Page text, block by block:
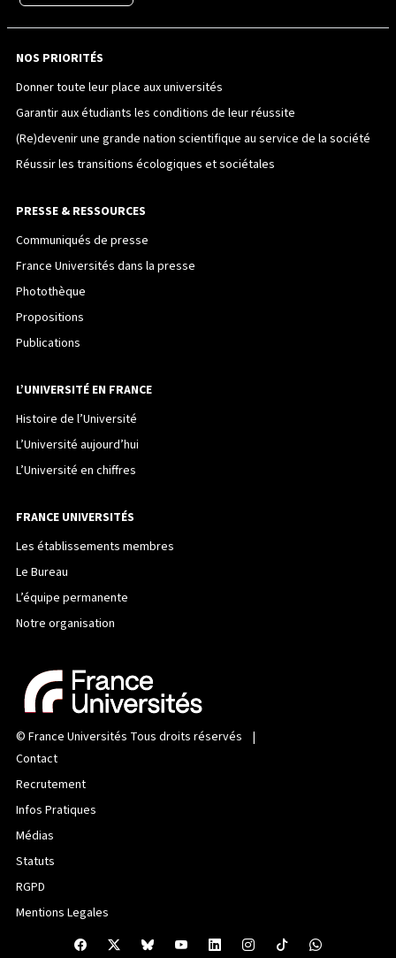
NOS PRIORITÉS
Donner toute leur place aux universités
Garantir aux étudiants les conditions de leur réussite
(Re)devenir une grande nation scientifique au service de la société
Réussir les transitions écologiques et sociétales
PRESSE & RESSOURCES
Communiqués de presse
France Universités dans la presse
Photothèque
Propositions
Publications
L’UNIVERSITÉ EN FRANCE
Histoire de l’Université
L’Université aujourd’hui
L’Université en chiffres
FRANCE UNIVERSITÉS
Les établissements membres
Le Bureau
L’équipe permanente
Notre organisation
© France Universités Tous droits réservés |
Contact
Recrutement
Infos Pratiques
Médias
Statuts
RGPD
Mentions Legales